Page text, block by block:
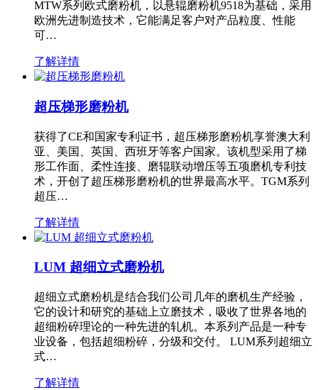
MTW系列欧式磨粉机，以悬辊磨粉机9518为基础，采用
欧洲先进制造技术，它能满足客户对产品粒度、性能
可…
了解详情
超压梯形磨粉机
获得了CE和国家专利证书，超压梯形磨粉机享誉澳大利
亚、美国、英国、西班牙等客户国家。该机型采用了梯
形工作面、柔性连接、磨辊联动增压等五项磨机专利技
术，开创了超压梯形磨粉机的世界最高水平。TGM系列
超压…
了解详情
LUM 超细立式磨粉机
超细立式磨粉机是结合我们公司几年的磨机生产经验，
它的设计和研究的基础上立磨技术，吸收了世界各地的
超细粉碎理论的一种先进的轧机。本系列产品是一种专
业设备，包括超细粉碎，分级和交付。 LUM系列超细立
式…
了解详情